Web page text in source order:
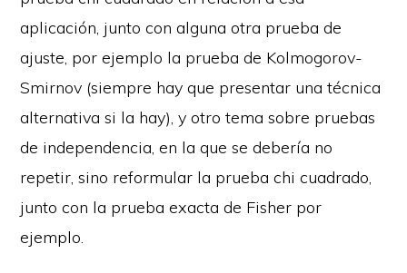
aplicación, junto con alguna otra prueba de
ajuste, por ejemplo la prueba de Kolmogorov-
Smirnov (siempre hay que presentar una técnica
alternativa si la hay), y otro tema sobre pruebas
de independencia, en la que se debería no
repetir, sino reformular la prueba chi cuadrado,
junto con la prueba exacta de Fisher por
ejemplo.